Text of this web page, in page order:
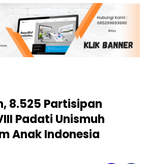
8.525 Partisipan
Padati Unismuh
Anak Indonesia